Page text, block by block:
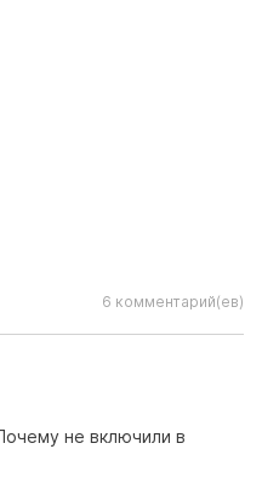
6 комментарий(ев)
не включили в